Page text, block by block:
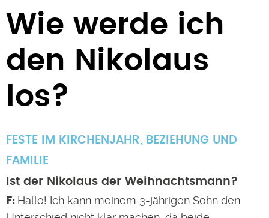
Wie werde ich
den Nikolaus
los?
FESTE IM KIRCHENJAHR
BEZIEHUNG UND
FAMILIE
Ist der Nikolaus der Weihnachtsmann?
Hallo! Ich kann meinem 3-jährigen Sohn den